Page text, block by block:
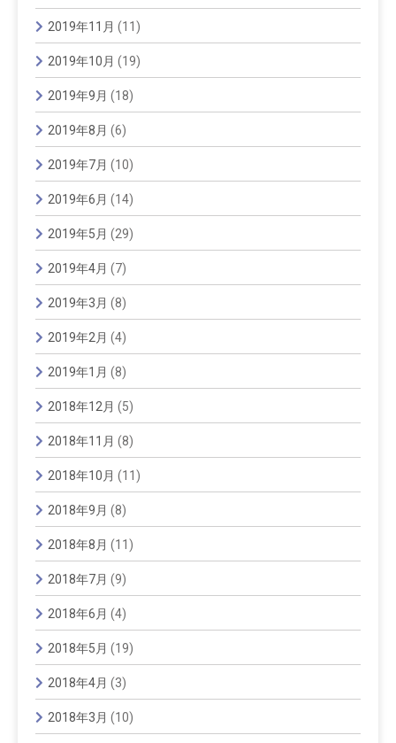
2019年11月 (11)
2019年10月 (19)
2019年9月 (18)
2019年8月 (6)
2019年7月 (10)
2019年6月 (14)
2019年5月 (29)
2019年4月 (7)
2019年3月 (8)
2019年2月 (4)
2019年1月 (8)
2018年12月 (5)
2018年11月 (8)
2018年10月 (11)
2018年9月 (8)
2018年8月 (11)
2018年7月 (9)
2018年6月 (4)
2018年5月 (19)
2018年4月 (3)
2018年3月 (10)